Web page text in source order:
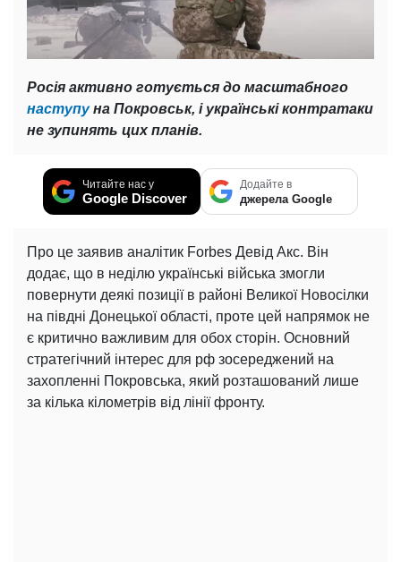
Росія активно готується до масштабного
наступуна Покровськ, і українські контратаки
не зупинять цих планів.
Читайте нас у
Google Discover
Додайте в
джерела Google
Про це заявив аналітик Forbes Девід Акс. Він
додає, що в неділю українські війська змогли
повернути деякі позиції в районі Великої Новосілки
на півдні Донецької області, проте цей напрямок не
є критично важливим для обох сторін. Основний
стратегічний інтерес для рф зосереджений на
захопленні Покровська, який розташований лише
за кілька кілометрів від лінії фронту.